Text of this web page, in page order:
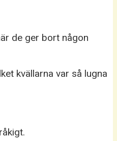
de ger bort någon
kvällarna var så lugna